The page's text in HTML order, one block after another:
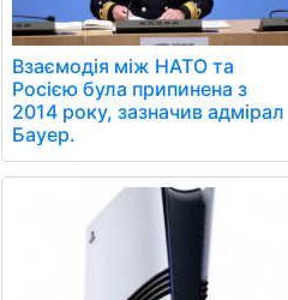
Взаємодія між НАТО та
Росією була припинена з
2014 року, зазначив адмірал
Бауер.